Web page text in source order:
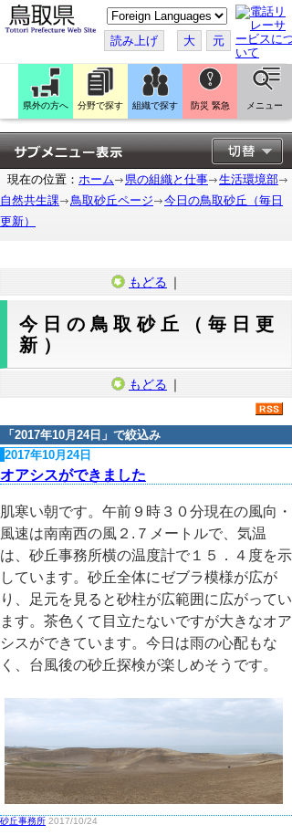
こ
の
ペ
ー
ジ
翻
訳
す
る
読み上げ 大 元
県外の方へ 分野で探す 組織で探す 防災 緊急 メニュー
現在の位置： ホーム 県の組織と仕事
生活環境部
自然共生課
鳥取砂丘ページ
今日の鳥取砂丘（毎日
更新）
もどる ｜
今日の鳥取砂丘（毎日更
新）
もどる ｜
「 2017年10月24日 」で絞込み
2017年10月24日
オアシスができました
肌寒い朝です。午前９時３０分現在の風向・
風速は南南西の風２.７メートルで、気温
は、砂丘事務所横の温度計で１５．４度を示
しています。砂丘全体にゼブラ模様が広が
り、足元を見ると砂柱が広範囲に広がってい
ます。茶色くて目立たないですが大きなオア
シスができています。今日は雨の心配もな
く、台風後の砂丘探検が楽しめそうです。
砂丘事務所 2017/10/24